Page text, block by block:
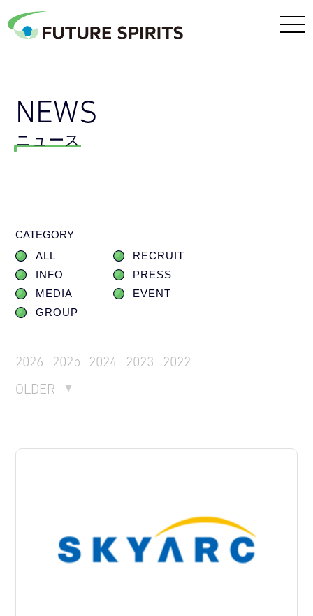
NEWS
ニュース
CATEGORY
ALL
RECRUIT
INFO
PRESS
MEDIA
EVENT
GROUP
2026 2025 2024 2023
2022
OLDER